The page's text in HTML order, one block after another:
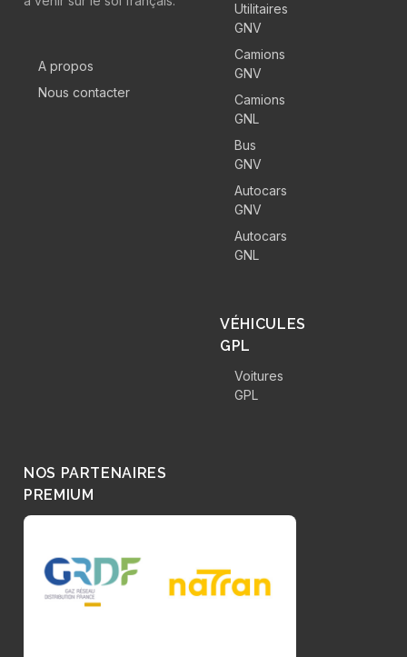
A propos
Nous contacter
Utilitaires
GNV
Camions
GNV
Camions
GNL
Bus
GNV
Autocars
GNV
Autocars
GNL
VÉHICULES
GPL
Voitures
GPL
NOS PARTENAIRES
PREMIUM